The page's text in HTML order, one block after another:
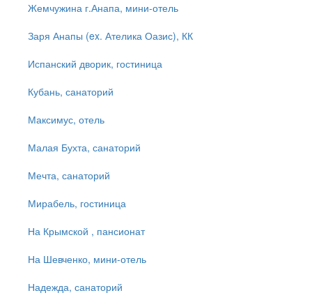
Жемчужина г.Анапа, мини-отель
Заря Анапы (ex. Ателика Оазис), КК
Испанский дворик, гостиница
Кубань, санаторий
Максимус, отель
Малая Бухта, санаторий
Мечта, санаторий
Мирабель, гостиница
На Крымской , пансионат
На Шевченко, мини-отель
Надежда, санаторий